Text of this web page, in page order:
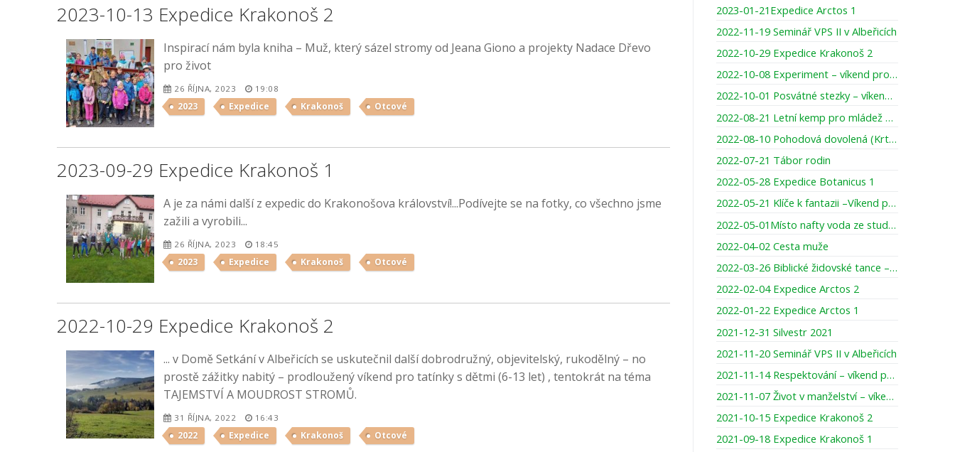
2023-10-13 Expedice Krakonoš 2
Inspirací nám byla kniha – Muž, který sázel stromy od Jeana Giono a projekty Nadace Dřevo
pro život
26 ŘÍJNA, 2023 19:08
2023 Expedice Krakonoš Otcové
2023-09-29 Expedice Krakonoš 1
A je za námi další z expedic do Krakonošova království!...Podívejte se na fotky, co všechno jsme
zažili a vyrobili...
26 ŘÍJNA, 2023 18:45
2023 Expedice Krakonoš Otcové
2022-10-29 Expedice Krakonoš 2
... v Domě Setkání v Albeřicích se uskutečnil další dobrodružný, objevitelský, rukodělný – no
prostě zážitky nabitý – prodloužený víkend pro tatínky s dětmi (6-13 let) , tentokrát na téma
TAJEMSTVÍ A MOUDROST STROMŮ.
31 ŘÍJNA, 2022 16:43
2022 Expedice Krakonoš Otcové
2023-01-21Expedice Arctos 1
2022-11-19 Seminář VPS II v Albeřicích
2022-10-29 Expedice Krakonoš 2
2022-10-08 Experiment – víkend pro otce se staršími dětmi
2022-10-01 Posvátné stezky – víkend pro ženy
2022-08-21 Letní kemp pro mládež YMCA
2022-08-10 Pohodová dovolená (Krtci)
2022-07-21 Tábor rodin
2022-05-28 Expedice Botanicus 1
2022-05-21 Klíče k fantazii –Víkend pro maminky a dcery
2022-05-01Místo nafty voda ze studny
2022-04-02 Cesta muže
2022-03-26 Biblické židovské tance – víkend pro ženy
2022-02-04 Expedice Arctos 2
2022-01-22 Expedice Arctos 1
2021-12-31 Silvestr 2021
2021-11-20 Seminář VPS II v Albeřicích
2021-11-14 Respektování – víkend pro ženy
2021-11-07 Život v manželství – víkend pro muže
2021-10-15 Expedice Krakonoš 2
2021-09-18 Expedice Krakonoš 1